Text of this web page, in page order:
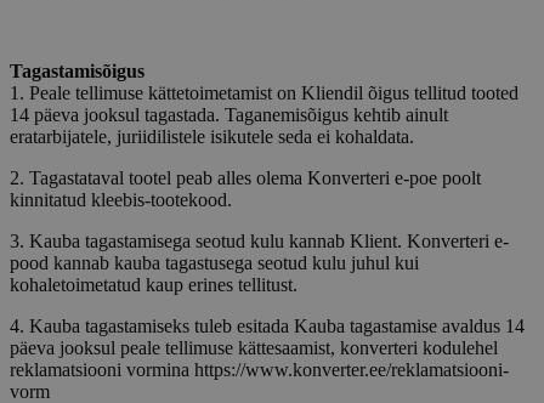
Tagastamisõigus
1. Peale tellimuse kättetoimetamist on Kliendil õigus tellitud tooted
14 päeva jooksul tagastada. Taganemisõigus kehtib ainult
eratarbijatele, juriidilistele isikutele seda ei kohaldata.
2. Tagastataval tootel peab alles olema Konverteri e-poe poolt
kinnitatud kleebis-tootekood.
3. Kauba tagastamisega seotud kulu kannab Klient. Konverteri e-
pood kannab kauba tagastusega seotud kulu juhul kui
kohaletoimetatud kaup erines tellitust.
4. Kauba tagastamiseks tuleb esitada Kauba tagastamise avaldus 14
päeva jooksul peale tellimuse kättesaamist, konverteri kodulehel
reklamatsiooni vormina https://www.konverter.ee/reklamatsiooni-
vorm